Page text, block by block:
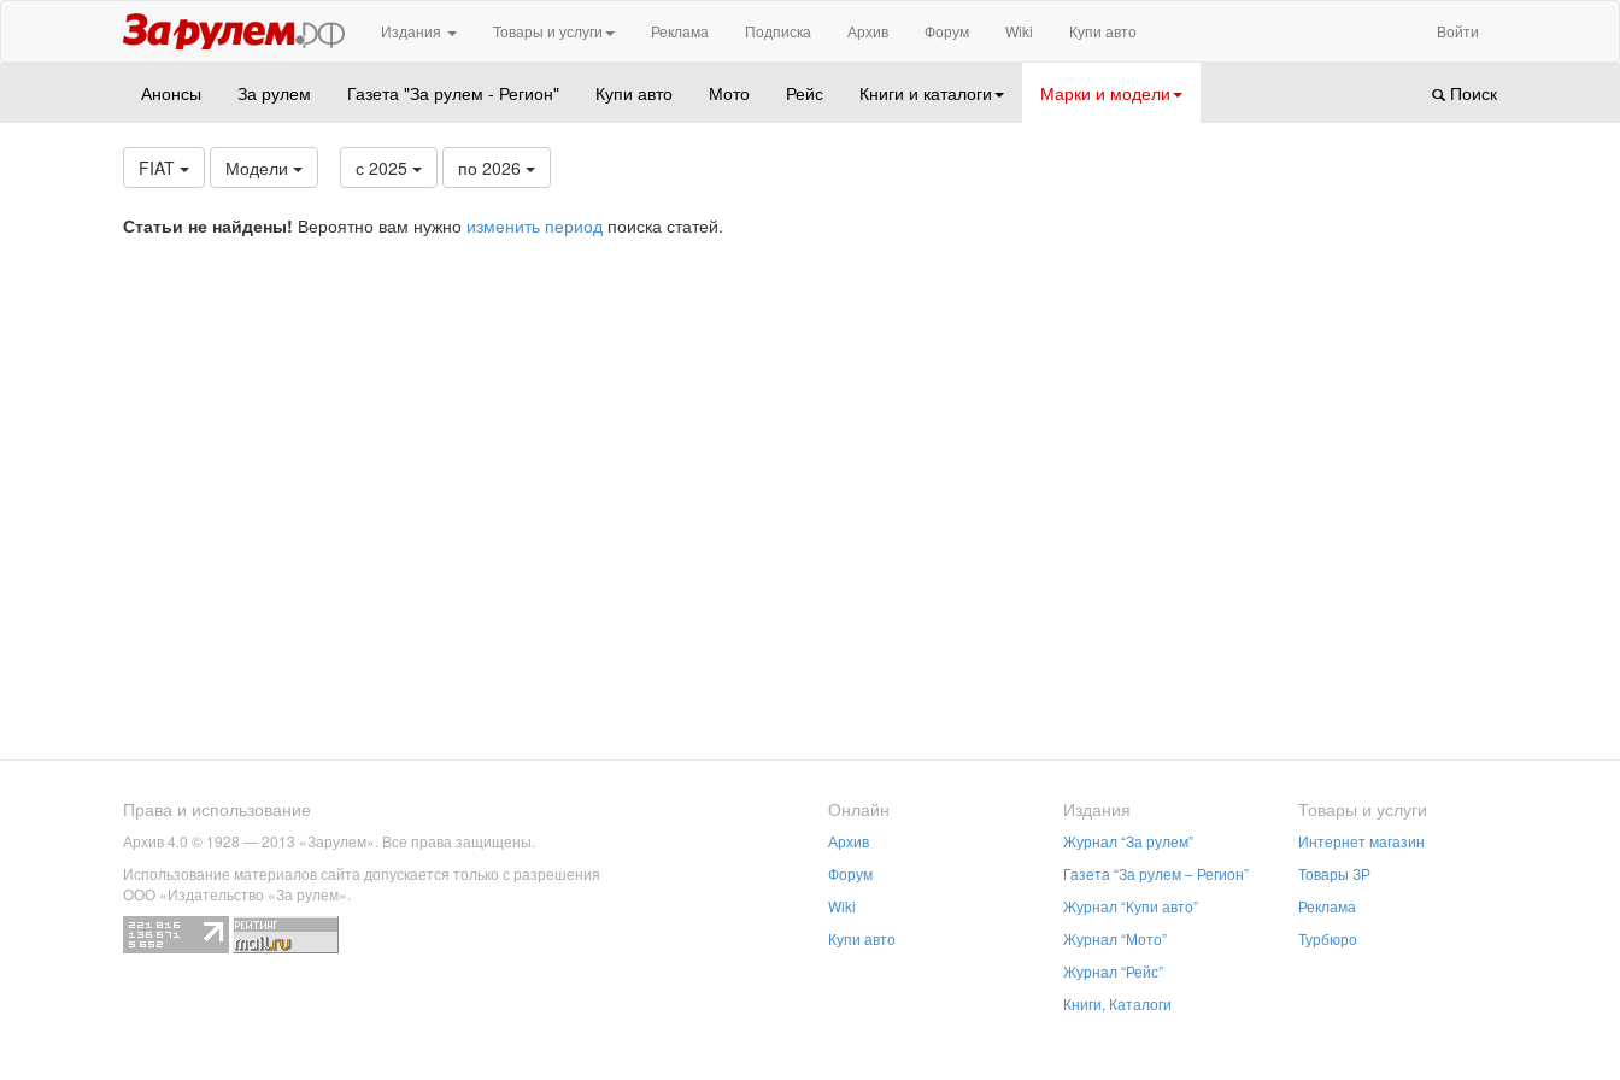
Издания Товары и услуги Реклама Подписка Архив Форум Wiki Купи авто Войти
Анонсы За рулем Газета "За рулем - Регион" Купи авто Мото Рейс Книги и каталоги Марки и модели Поиск
FIAT Модели с 2025 по 2026
Статьи не найдены! Вероятно вам нужно изменить период поиска статей.
Права и использование
Архив 4.0 © 1928 — 2013 «Зарулем». Все права защищены.
Использование материалов сайта допускается только с разрешения
ООО «Издательство «За рулем».
Онлайн
Архив
Форум
Wiki
Купи авто
Издания
Журнал “За рулем”
Газета “За рулем – Регион”
Журнал “Купи авто”
Журнал “Мото”
Журнал “Рейс”
Книги, Каталоги
Товары и услуги
Интернет магазин
Товары ЗР
Реклама
Турбюро